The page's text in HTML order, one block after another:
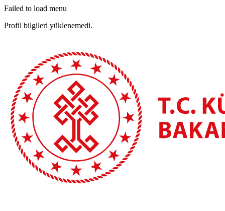
Failed to load menu
Profil bilgileri yüklenemedi.